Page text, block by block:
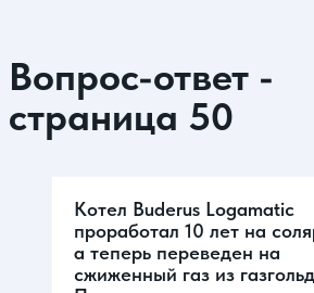
Вопрос-ответ -
страница 50
Котел Buderus Logamatic
проработал 10 лет на
а теперь переведен на
сжиженный газ из